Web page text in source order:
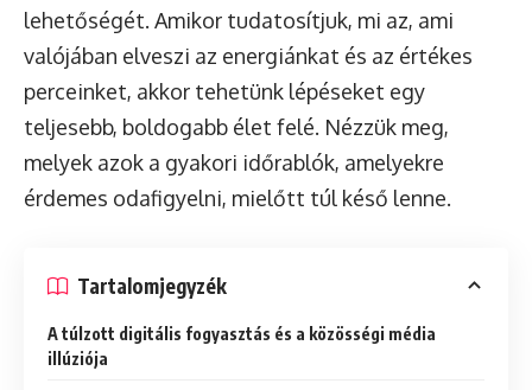
lehetőségét. Amikor tudatosítjuk, mi az, ami
valójában elveszi az energiánkat és az értékes
perceinket, akkor tehetünk lépéseket egy
teljesebb, boldogabb élet felé. Nézzük meg,
melyek azok a gyakori időrablók, amelyekre
érdemes odafigyelni, mielőtt túl késő lenne.
Tartalomjegyzék
A túlzott digitális fogyasztás és a közösségi média
illúziója